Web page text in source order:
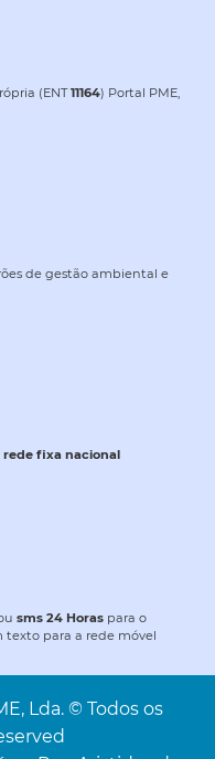
(ENT11164) Portal PME,
de gestão ambiental e
rede fixa nacional
sms 24 Horas para o
texto para a rede móvel
Lda. © Todos os